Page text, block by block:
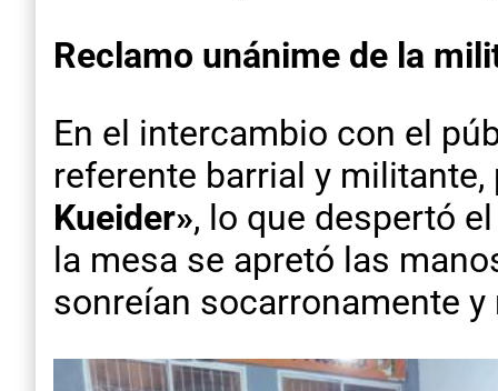
Reclamo unánime de la
En el intercambio con el
referente barrial y
Kueider», lo que despertó
la mesa se apretó las
sonreían socarronamente